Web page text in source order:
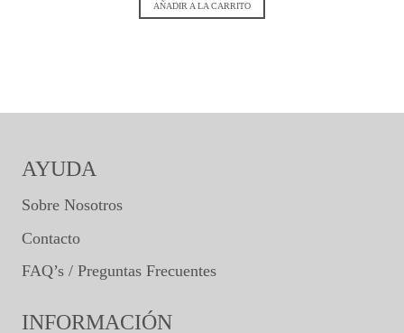
AÑADIR A LA CARRITO
AYUDA
Sobre Nosotros
Contacto
FAQ’s / Preguntas Frecuentes
INFORMACIÓN